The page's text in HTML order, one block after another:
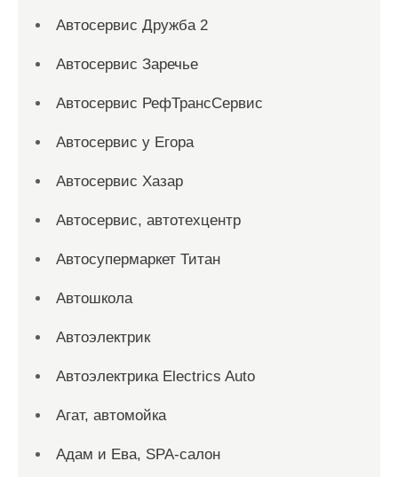
Автосервис Дружба 2
Автосервис Заречье
Автосервис РефТрансСервис
Автосервис у Егора
Автосервис Хазар
Автосервис, автотехцентр
Автосупермаркет Титан
Автошкола
Автоэлектрик
Автоэлектрика Electrics Auto
Агат, автомойка
Адам и Ева, SPA-салон